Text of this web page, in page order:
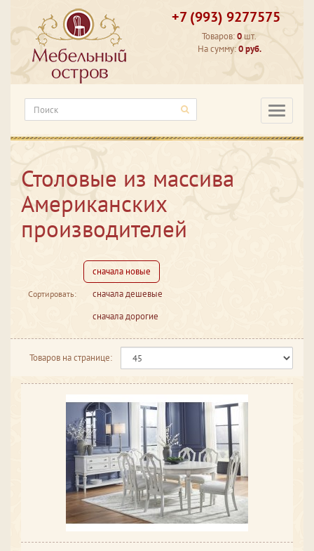
+7 (993) 9277575
Товаров:0 шт.
На сумму:0 руб.
Столовые из массива
Американских
производителей
Сортировать:
сначала новые
сначала дешевые
сначала дорогие
Товаров на странице: